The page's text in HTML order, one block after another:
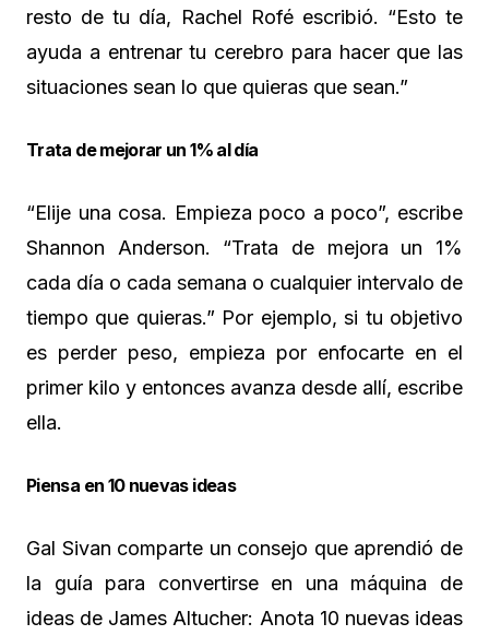
resto de tu día, Rachel Rofé escribió. “Esto te
ayuda a entrenar tu cerebro para hacer que las
situaciones sean lo que quieras que sean.”
Trata de mejorar un 1% al día
“Elije una cosa. Empieza poco a poco”, escribe
Shannon Anderson. “Trata de mejora un 1%
cada día o cada semana o cualquier intervalo de
tiempo que quieras.” Por ejemplo, si tu objetivo
es perder peso, empieza por enfocarte en el
primer kilo y entonces avanza desde allí, escribe
ella.
Piensa en 10 nuevas ideas
Gal Sivan comparte un consejo que aprendió de
la guía para convertirse en una máquina de
ideas de James Altucher: Anota 10 nuevas ideas